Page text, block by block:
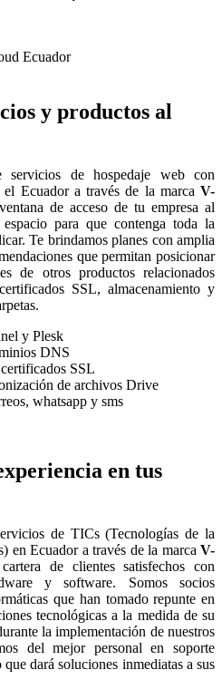
y productos al
de hospedaje web con
Ecuador a través de la marca V-
de acceso de tu empresa al
para que contenga toda la
Te brindamos planes con amplia
que permitan posicionar
de otros productos relacionados
SSL, almacenamiento y
y Plesk
DNS
SSL
de archivos Drive
whatsapp y sms
en tus
de TICs (Tecnologías de la
en Ecuador a través de la marca V-
de clientes satisfechos con
y software. Somos socios
que han tomado repunte en
tecnológicas a la medida de su
la implementación de nuestros
del mejor personal en soporte
dará soluciones inmediatas a sus